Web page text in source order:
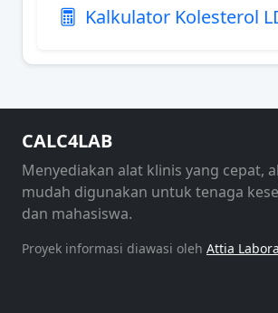
Kalkulator Kolesterol
CALC4LAB
Menyediakan alat klinis yang cepat,
mudah digunakan untuk tenaga
dan mahasiswa.
Proyek informasi diawasi oleh Attia